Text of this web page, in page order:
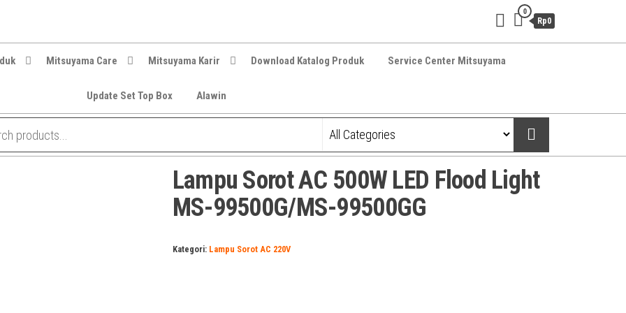
0
Rp0
Mitsuyama Care Mitsuyama Karir Download Katalog Produk Service Center Mitsuyama
Update Set Top Box Alawin
Lampu Sorot AC 500W LED Flood Light
MS-99500G/MS-99500GG
Kategori: Lampu Sorot AC 220V